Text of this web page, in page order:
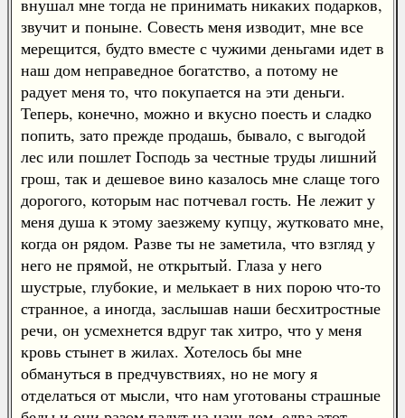
внушал мне тогда не принимать никаких подарков,
звучит и поныне. Совесть меня изводит, мне все
мерещится, будто вместе с чужими деньгами идет в
наш дом неправедное богатство, а потому не
радует меня то, что покупается на эти деньги.
Теперь, конечно, можно и вкусно поесть и сладко
попить, зато прежде продашь, бывало, с выгодой
лес или пошлет Господь за честные труды лишний
грош, так и дешевое вино казалось мне слаще того
дорогого, которым нас потчевал гость. Не лежит у
меня душа к этому заезжему купцу, жутковато мне,
когда он рядом. Разве ты не заметила, что взгляд у
него не прямой, не открытый. Глаза у него
шустрые, глубокие, и мелькает в них порою что-то
странное, а иногда, заслышав наши бесхитростные
речи, он усмехнется вдруг так хитро, что у меня
кровь стынет в жилах. Хотелось бы мне
обмануться в предчувствиях, но не могу я
отделаться от мысли, что нам уготованы страшные